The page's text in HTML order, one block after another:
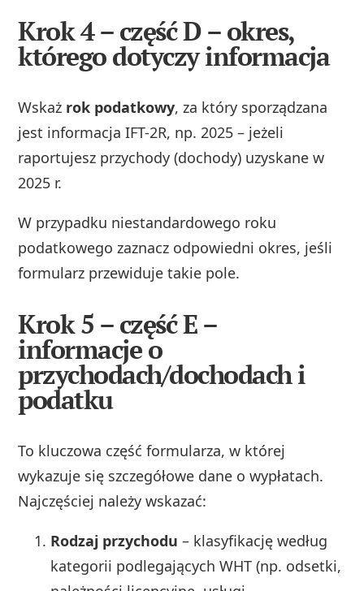
Krok 4 – część D – okres,
którego dotyczy informacja
Wskaż rok podatkowy, za który sporządzana
jest informacja IFT-2R, np. 2025 – jeżeli
raportujesz przychody (dochody) uzyskane w
2025 r.
W przypadku niestandardowego roku
podatkowego zaznacz odpowiedni okres, jeśli
formularz przewiduje takie pole.
Krok 5 – część E –
informacje o
przychodach/dochodach i
podatku
To kluczowa część formularza, w której
wykazuje się szczegółowe dane o wypłatach.
Najczęściej należy wskazać:
Rodzaj przychodu – klasyfikację według
kategorii podlegających WHT (np. odsetki,